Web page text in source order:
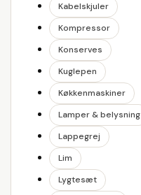
Kabelskjuler
Kompressor
Konserves
Kuglepen
Køkkenmaskiner
Lamper & belysning
Lappegrej
Lim
Lygtesæt